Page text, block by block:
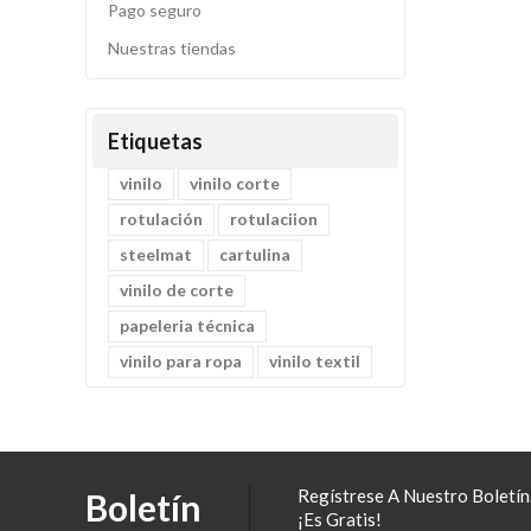
Pago seguro
Nuestras tiendas
Etiquetas
vinilo
vinilo corte
rotulación
rotulaciion
steelmat
cartulina
vinilo de corte
papeleria técnica
vinilo para ropa
vinilo textil
Boletín
Regístrese A Nuestro
¡Es Gratis!